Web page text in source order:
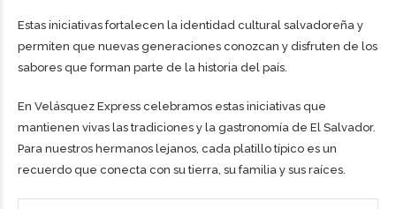
Estas iniciativas fortalecen la identidad cultural salvadoreña y
permiten que nuevas generaciones conozcan y disfruten de los
sabores que forman parte de la historia del país.
En Velásquez Express celebramos estas iniciativas que
mantienen vivas las tradiciones y la gastronomía de El Salvador.
Para nuestros hermanos lejanos, cada platillo típico es un
recuerdo que conecta con su tierra, su familia y sus raíces.